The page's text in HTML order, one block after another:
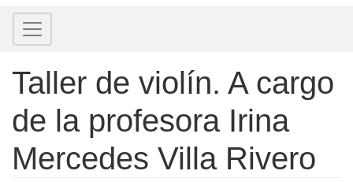
Taller de violín. A cargo
de la profesora Irina
Mercedes Villa Rivero